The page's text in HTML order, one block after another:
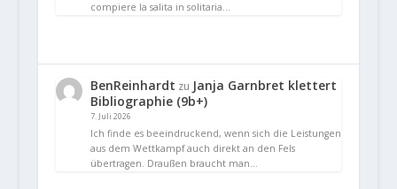
compiere la salita in solitaria…
BenReinhardt zu Janja Garnbret klettert
Bibliographie (9b+)
7. Juli 2026
Ich finde es beeindruckend, wenn sich die Leistungen
aus dem Wettkampf auch direkt an den Fels
übertragen. Draußen braucht man…